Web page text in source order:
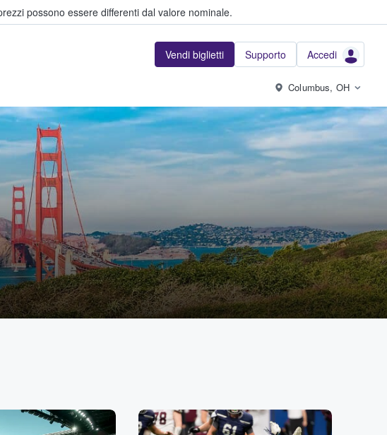
possono essere differenti dal valore nominale.
Vendi biglietti Supporto Accedi
Columbus, OH